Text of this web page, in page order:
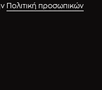
Πολιτική προσωπικών